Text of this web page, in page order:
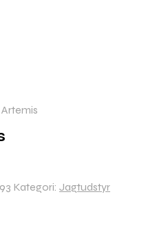
Kategori: Jagtudstyr